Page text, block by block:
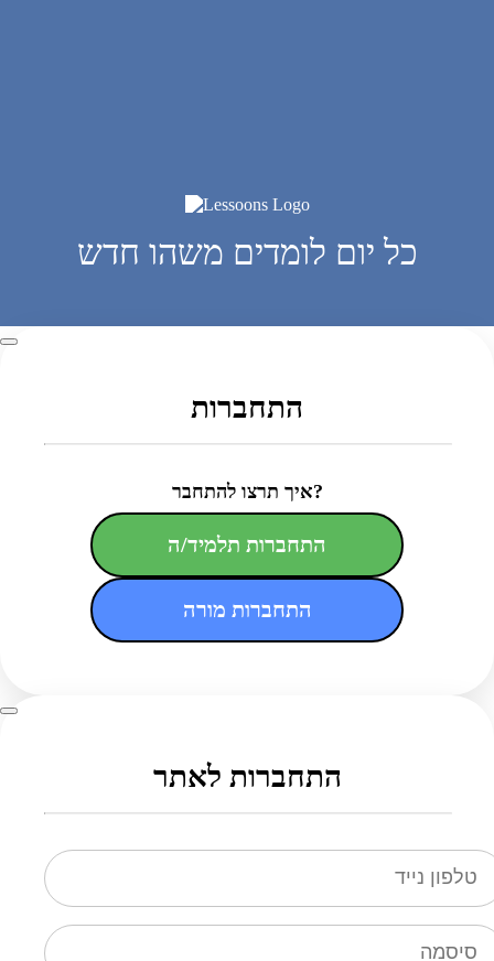
כל יום לומדים משהו חדש
התחברות
איך תרצו להתחבר?
התחברות תלמיד/ה
התחברות מורה
התחברות לאתר